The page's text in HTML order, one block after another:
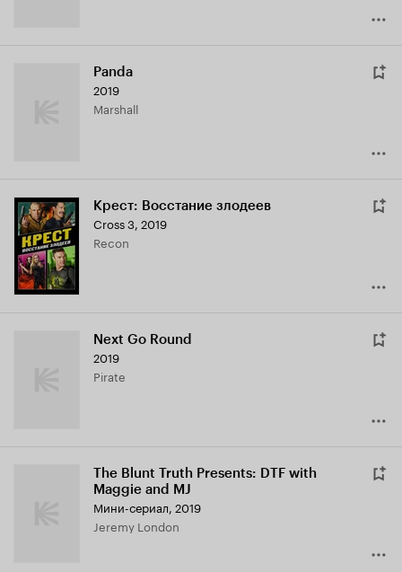
Panda
2019
Marshall
Крест: Восстание злодеев
Cross 3, 2019
Recon
Next Go Round
2019
Pirate
The Blunt Truth Presents: DTF with
Maggie and MJ
Мини-сериал, 2019
Jeremy London